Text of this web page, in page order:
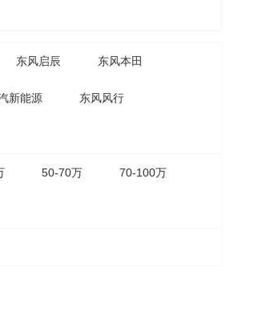
东风启辰 东风本田
新能源 东风风行
50-70万 70-100万